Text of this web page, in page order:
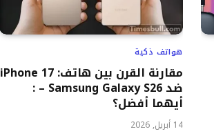
هواتف ذكية
مقارنة القرن بين هاتف: iPhone 17
ضد Samsung Galaxy S26 – :
أيهما أفضل؟
14 أبريل, 2026